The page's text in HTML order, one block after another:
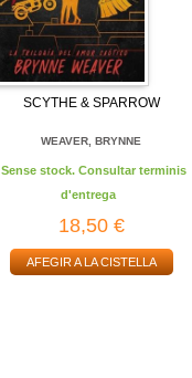
SCYTHE & SPARROW
WEAVER, BRYNNE
Sense stock. Consultar terminis
d'entrega
18,50 €
AFEGIR A LA CISTELLA